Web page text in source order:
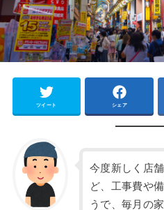
ツイート シェア
今度新しく店
ど、工事費や
うで、毎月の